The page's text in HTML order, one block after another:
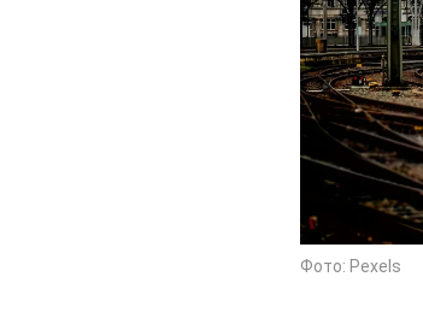
Фото: Pexels